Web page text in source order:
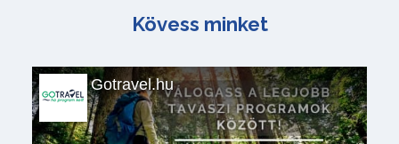
Kövess minket
Gotravel.hu